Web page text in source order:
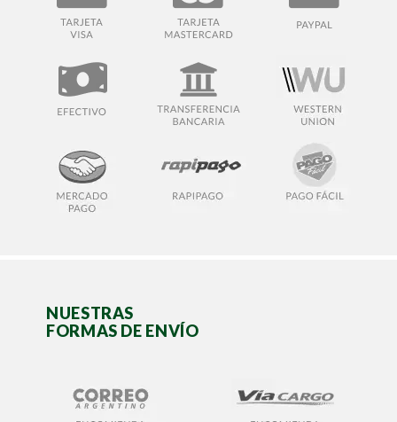
NUESTRAS
FORMAS DE ENVÍO